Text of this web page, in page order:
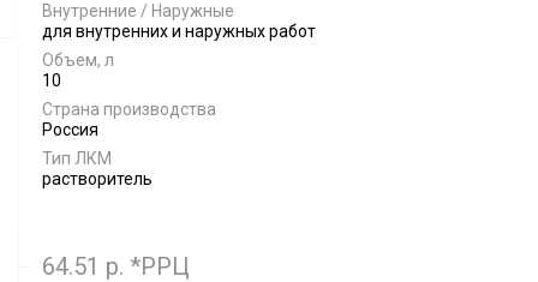
Внутренние / Наружные
для внутренних и наружных работ
Объем, л
10
Страна производства
Россия
Тип ЛКМ
растворитель
64.51 р. *РРЦ